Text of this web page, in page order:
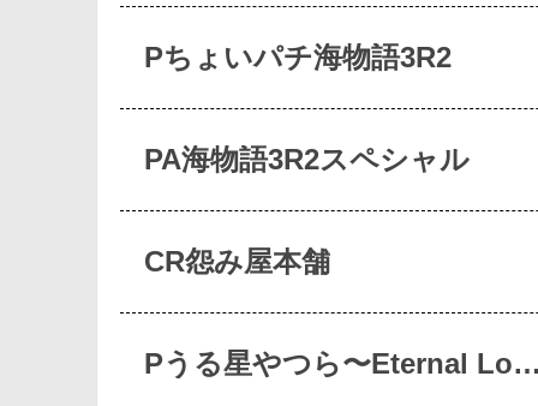
Pちょいパチ海物語3R2
PA海物語3R2スペシャル
CR怨み屋本舗
Pうる星やつら〜Eternal